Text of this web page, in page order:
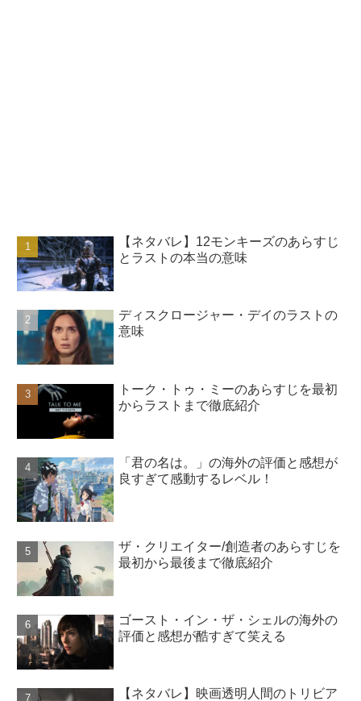
【ネタバレ】12モンキーズのあらすじ
とラストの本当の意味
ディスクロージャー・デイのラストの
意味
トーク・トゥ・ミーのあらすじを最初
からラストまで徹底紹介
「君の名は。」の海外の評価と感想が
良すぎて感動するレベル！
ザ・クリエイター/創造者のあらすじを
最初から最後まで徹底紹介
ゴースト・イン・ザ・シェルの海外の
評価と感想が酷すぎて笑える
【ネタバレ】映画透明人間のトリビア